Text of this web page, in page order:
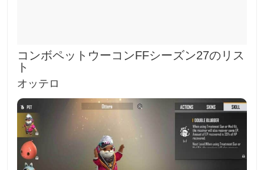
コンボペットウーコンFFシーズン27のリス
ト
オッテロ